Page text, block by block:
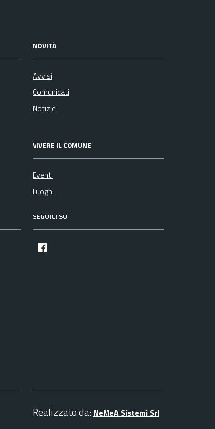
NOVITÀ
Avvisi
Comunicati
Notizie
VIVERE IL COMUNE
Eventi
Luoghi
SEGUICI SU
Realizzato da: NeMeA Sistemi Srl